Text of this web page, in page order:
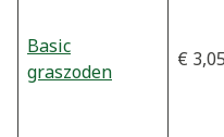
Basic
graszoden
€ 3,05